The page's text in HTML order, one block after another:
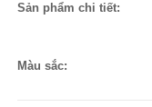
Sản phẩm chi tiết:
Màu sắc: